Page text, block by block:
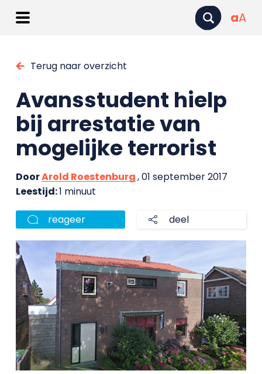
aA
Terug naar overzicht
Avansstudent hielp
bij arrestatie van
mogelijke terrorist
DoorArold Roestenburg, 01 september 2017
Leestijd:1 minuut
reageer deel